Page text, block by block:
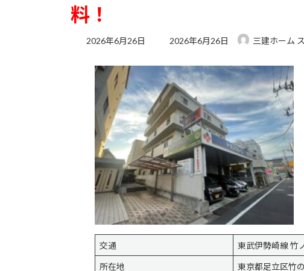
料！
2026年6月26日
最
新
日
時
:
2026年6月26日 三建ホーム
交通 東武伊勢崎線 竹
所在地 東京都足立区竹